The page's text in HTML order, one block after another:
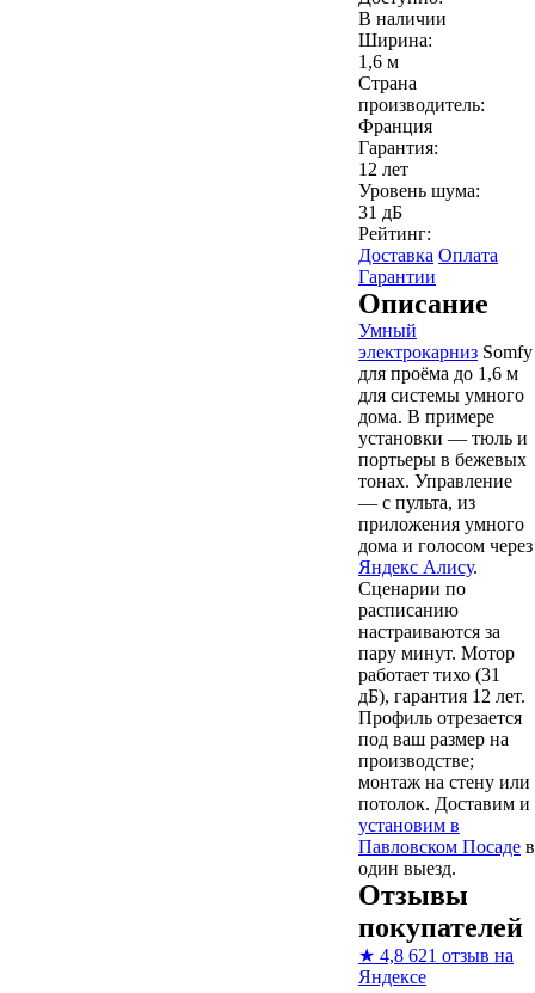
В наличии
Ширина:
1,6 м
Страна
производитель:
Франция
Гарантия:
12 лет
Уровень шума:
31 дБ
Рейтинг:
Доставка Оплата
Гарантии
Описание
Умный
электрокарниз Somfy
для проёма до 1,6 м
для системы умного
дома. В примере
установки — тюль и
портьеры в бежевых
тонах. Управление
— с пульта, из
приложения умного
дома и голосом через
Яндекс Алису.
Сценарии по
расписанию
настраиваются за
пару минут. Мотор
работает тихо (31
дБ), гарантия 12 лет.
Профиль отрезается
под ваш размер на
производстве;
монтаж на стену или
потолок. Доставим и
установим в
Павловском Посаде в
один выезд.
Отзывы
покупателей
★ 4,8 621 отзыв на
Яндексе